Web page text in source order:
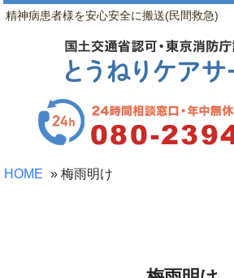
精神病患者様を安心安全に搬送(民間救急)
HOME » 梅雨明け